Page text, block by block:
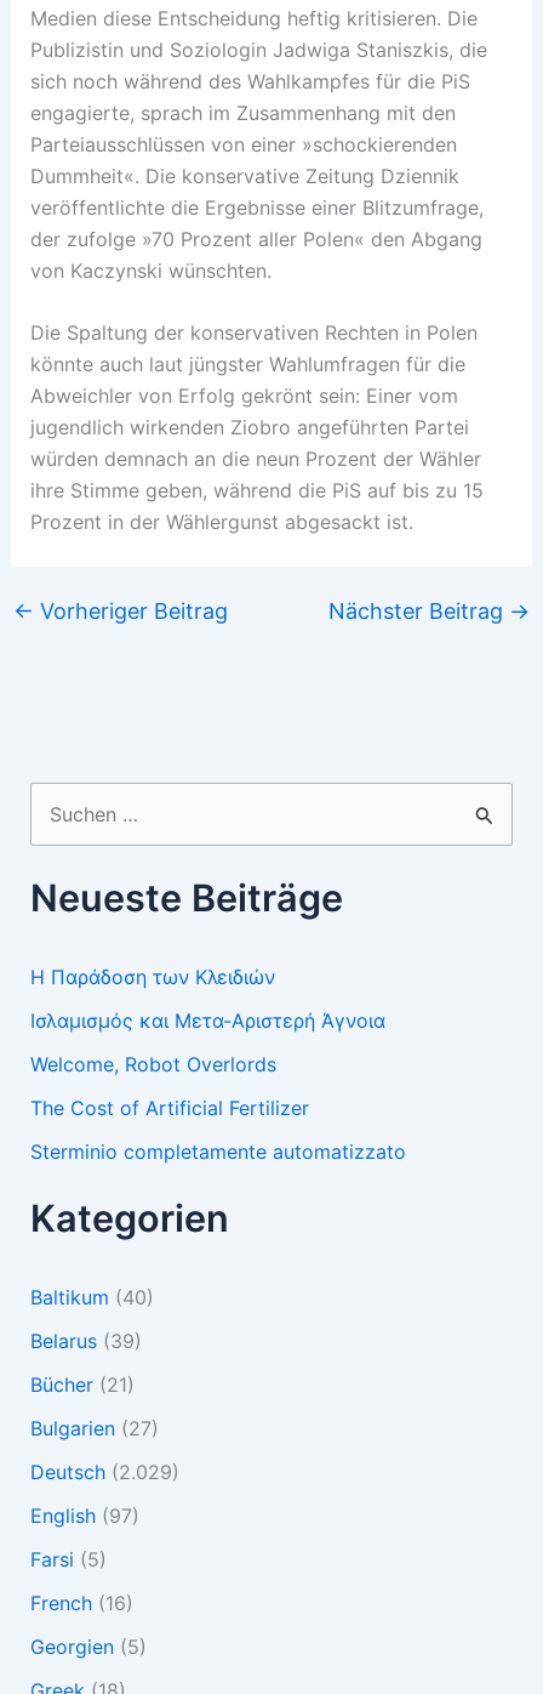
Medien diese Entscheidung heftig kritisieren. Die
Publizistin und Soziologin Jadwiga Staniszkis, die
sich noch während des Wahlkampfes für die PiS
engagierte, sprach im Zusammenhang mit den
Parteiausschlüssen von einer »schockierenden
Dummheit«. Die konservative Zeitung Dziennik
veröffentlichte die Ergebnisse einer Blitzumfrage,
der zufolge »70 Prozent aller Polen« den Abgang
von Kaczynski wünschten.
Die Spaltung der konservativen Rechten in Polen
könnte auch laut jüngster Wahlumfragen für die
Abweichler von Erfolg gekrönt sein: Einer vom
jugendlich wirkenden Ziobro angeführten Partei
würden demnach an die neun Prozent der Wähler
ihre Stimme geben, während die PiS auf bis zu 15
Prozent in der Wählergunst abgesackt ist.
← Vorheriger Beitrag Nächster Beitrag →
Suchen
nach:
Neueste Beiträge
Η Παράδοση των Κλειδιών
Ισλαμισμός και Μετα-Αριστερή Άγνοια
Welcome, Robot Overlords
The Cost of Artificial Fertilizer
Sterminio completamente automatizzato
Kategorien
Baltikum (40)
Belarus(39)
Bücher(21)
Bulgarien(27)
Deutsch(2.029)
English(97)
Farsi (5)
French(16)
Georgien(5)